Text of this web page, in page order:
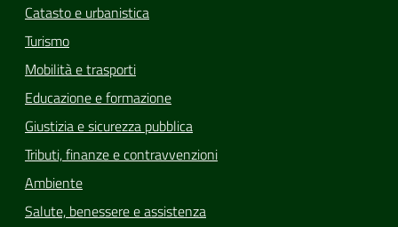
Catasto e urbanistica
Turismo
Mobilità e trasporti
Educazione e formazione
Giustizia e sicurezza pubblica
Tributi, finanze e contravvenzioni
Ambiente
Salute, benessere e assistenza